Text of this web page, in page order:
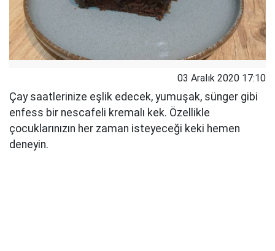
03 Aralık 2020 17:10
Çay saatlerinize eşlik edecek, yumuşak, sünger gibi
enfess bir nescafeli kremalı kek. Özellikle
çocuklarınızın her zaman isteyeceği keki hemen
deneyin.